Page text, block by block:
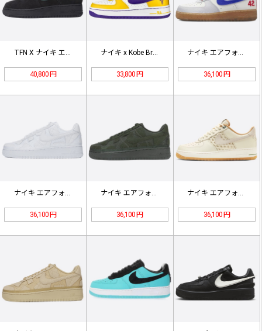
TFN X ナイキ エアーフォース1…
40,800 円
ナイキ x Kobe Bryant …
33,800 円
ナイキ エアフォース1ロー「ジャッキ…
36,100 円
ナイキ エアフォース1ローSP ビリ…
36,100 円
ナイキ エアフォース1 Low SP…
36,100 円
ナイキ エアフォース 1 Low '…
36,100 円